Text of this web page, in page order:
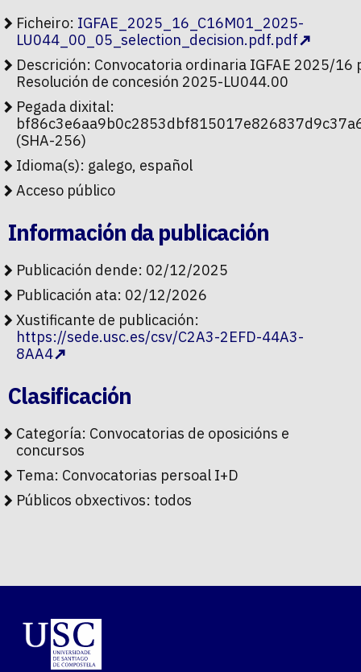
Ficheiro: IGFAE_2025_16_C16M01_2025-
LU044_00_05_selection_decision.pdf.pdf
Descrición: Convocatoria ordinaria IGFAE 2025/
Resolución de concesión 2025-LU044.00
Pegada dixital:
(SHA-256)
Idioma(s): galego, español
Acceso público
Información da publicación
Publicación dende: 02/12/2025
Publicación ata: 02/12/2026
Xustificante de publicación:
https://sede.usc.es/csv/C2A3-2EFD-44A3-
8AA4
Clasificación
Categoría: Convocatorias de oposicións e
concursos
Tema: Convocatorias persoal I+D
Públicos obxectivos: todos